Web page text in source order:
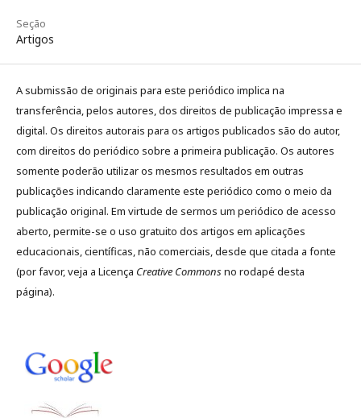
Seção
Artigos
A submissão de originais para este periódico implica na
transferência, pelos autores, dos direitos de publicação impressa e
digital. Os direitos autorais para os artigos publicados são do autor,
com direitos do periódico sobre a primeira publicação. Os autores
somente poderão utilizar os mesmos resultados em outras
publicações indicando claramente este periódico como o meio da
publicação original. Em virtude de sermos um periódico de acesso
aberto, permite-se o uso gratuito dos artigos em aplicações
educacionais, científicas, não comerciais, desde que citada a fonte
(por favor, veja a Licença Creative Commonsno rodapé desta
página).